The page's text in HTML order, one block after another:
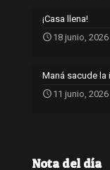
¡Casa llena!
18 junio, 2026
Maná sacude la
11 junio, 2026
Nota del día